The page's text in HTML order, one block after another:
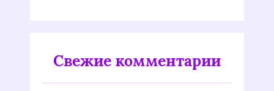
Свежие комментарии